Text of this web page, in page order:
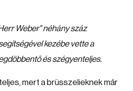
Weber"néhány száz
kezébe vette a
és szégyenteljes.
mert a brüsszelieknek már